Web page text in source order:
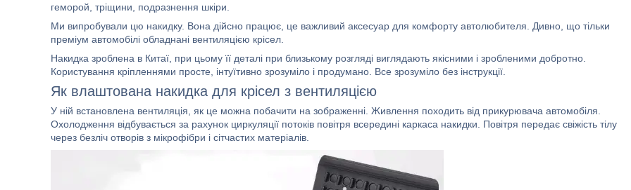
геморой, тріщини, подразнення шкіри.
Ми випробували цю накидку. Вона дійсно працює, це важливий аксесуар для комфорту автолюбителя. Дивно, що тільки
преміум автомобілі обладнані вентиляцією крісел.
Накидка зроблена в Китаї, при цьому її деталі при близькому розгляді виглядають якісними і зробленими добротно.
Користування кріпленнями просте, інтуїтивно зрозуміло і продумано. Все зрозуміло без інструкції.
Як влаштована накидка для крісел з вентиляцією
У ній встановлена вентиляція, як це можна побачити на зображенні. Живлення походить від прикурювача автомобіля.
Охолодження відбувається за рахунок циркуляції потоків повітря всередині каркаса накидки. Повітря передає свіжість тілу
через безліч отворів з мікрофібри і сітчастих матеріалів.